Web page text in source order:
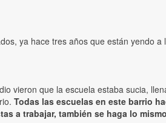
ya hace tres años que están yendo
vieron que la escuela estaba sucia,
Todas las escuelas en este barrio
a trabajar, también se haga lo